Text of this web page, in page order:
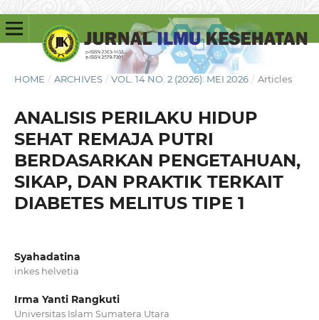
HOME / ARCHIVES / VOL. 14 NO. 2 (2026): MEI 2026 / Articles
ANALISIS PERILAKU HIDUP
SEHAT REMAJA PUTRI
BERDASARKAN PENGETAHUAN,
SIKAP, DAN PRAKTIK TERKAIT
DIABETES MELITUS TIPE 1
Syahadatina
inkes helvetia
Irma Yanti Rangkuti
Universitas Islam Sumatera Utara